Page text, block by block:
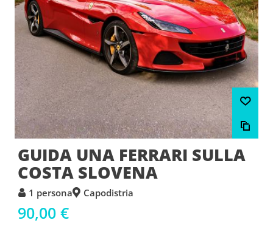
GUIDA UNA FERRARI SULLA
COSTA SLOVENA
1 persona Capodistria
90,00 €